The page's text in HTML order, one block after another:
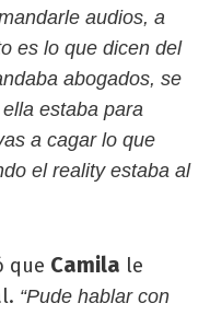
audios, a
es lo que dicen del
abogados, se
estaba para
a cagar lo que
el reality estaba al
que Camila le
“Pude hablar con